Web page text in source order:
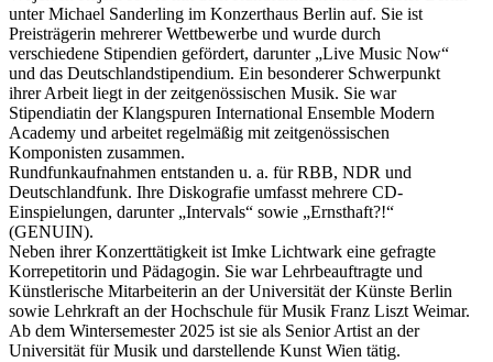
unter Michael Sanderling im Konzerthaus Berlin auf. Sie ist
Preisträgerin mehrerer Wettbewerbe und wurde durch
verschiedene Stipendien gefördert, darunter „Live Music Now“
und das Deutschlandstipendium. Ein besonderer Schwerpunkt
ihrer Arbeit liegt in der zeitgenössischen Musik. Sie war
Stipendiatin der Klangspuren International Ensemble Modern
Academy und arbeitet regelmäßig mit zeitgenössischen
Komponisten zusammen.
Rundfunkaufnahmen entstanden u. a. für RBB, NDR und
Deutschlandfunk. Ihre Diskografie umfasst mehrere CD-
Einspielungen, darunter „Intervals“ sowie „Ernsthaft?!“
(GENUIN).
Neben ihrer Konzerttätigkeit ist Imke Lichtwark eine gefragte
Korrepetitorin und Pädagogin. Sie war Lehrbeauftragte und
Künstlerische Mitarbeiterin an der Universität der Künste Berlin
sowie Lehrkraft an der Hochschule für Musik Franz Liszt Weimar.
Ab dem Wintersemester 2025 ist sie als Senior Artist an der
Universität für Musik und darstellende Kunst Wien tätig.